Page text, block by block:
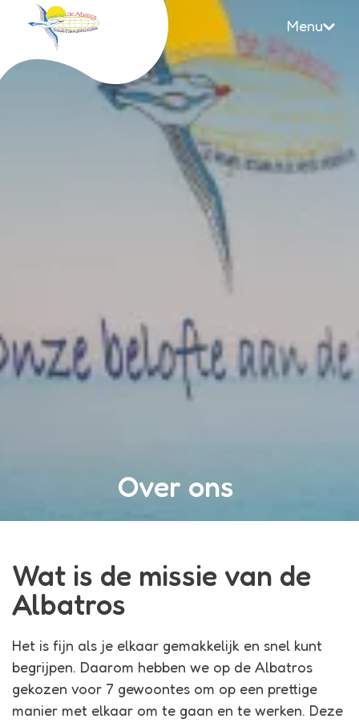
Albatros
Menu
Over ons
Wat is de missie van de
Albatros
Het is fijn als je elkaar gemakkelijk en snel kunt
begrijpen. Daarom hebben we op de Albatros
gekozen voor 7 gewoontes om op een prettige
manier met elkaar om te gaan en te werken. Deze